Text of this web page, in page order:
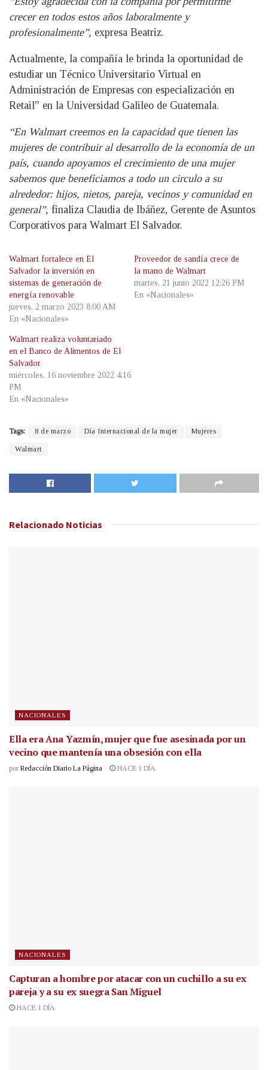
crecer en todos estos años laboralmente y
profesionalmente”, expresa Beatriz.
Actualmente, la compañía le brinda la oportunidad de
estudiar un Técnico Universitario Virtual en
Administración de Empresas con especialización en
Retail” en la Universidad Galileo de Guatemala.
“En Walmart creemos en la capacidad que tienen las
mujeres de contribuir al desarrollo de la economía de un
país, cuando apoyamos el crecimiento de una mujer
sabemos que beneficiamos a todo un circulo a su
alrededor: hijos, nietos, pareja, vecinos y comunidad en
general”, finaliza Claudia de Ibáñez, Gerente de Asuntos
Corporativos para Walmart El Salvador.
Walmart fortalece en El
Salvador la inversión en
sistemas de generación de
energía renovable
jueves, 2 marzo 2023 8:00 AM
En «Nacionales»
Proveedor de sandía crece de
la mano de Walmart
martes, 21 junio 2022 12:26 PM
En «Nacionales»
Walmart realiza voluntariado
en el Banco de Alimentos de El
Salvador
miércoles, 16 noviembre 2022 4:16
PM
En «Nacionales»
Tags: 8 de marzo Día Internacional de la mujer Mujeres
Walmart
Relacionado Noticias
NACIONALES
Ella era Ana Yazmín, mujer que fue asesinada por un
vecino que mantenía una obsesión con ella
por Redacción Diario La Página HACE 1 DÍA
NACIONALES
Capturan a hombre por atacar con un cuchillo a su ex
pareja y a su ex suegra San Miguel
HACE 1 DÍA